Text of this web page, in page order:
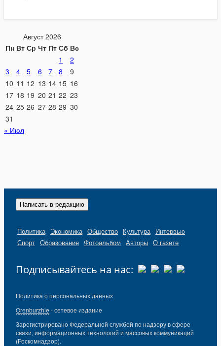
Август 2026
Пн Вт Ср Чт Пт Сб Вс
1
2
3
4 5 6 7 8
9
10 11 12 13 14 15 16
17 18 19 20 21 22 23
24 25 26 27 28 29 30
31
« Июл
Написать в редакцию
Политика Экономика Общество Культура Интервью
Спорт Образование Фотоальбом Авторы О газете
Подписывайтесь на нас:
Политика о персональных данных
Orenburzhie - сетевое издание
Зарегистрировано Федеральной службой по надзору в сфере
связи, информационных технологий и массовых коммуникаций
(Роскомнадзор).